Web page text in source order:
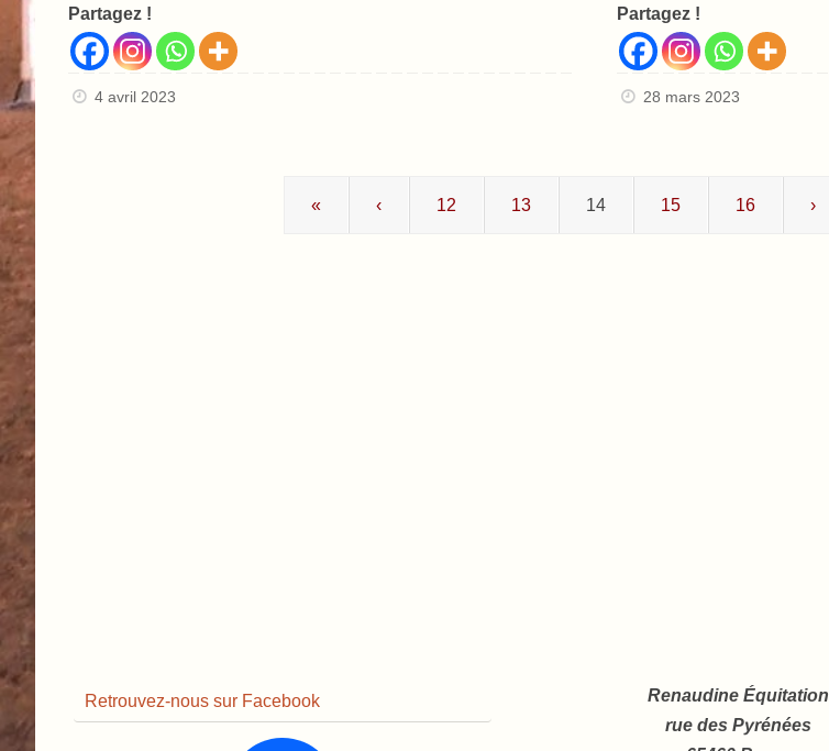
Partagez !
4 avril 2023
Partagez !
28 mars 2023
« ‹ 12 13 14 15 16 ›
Retrouvez-nous sur Facebook
Renaudine Équitation
rue des Pyrénées